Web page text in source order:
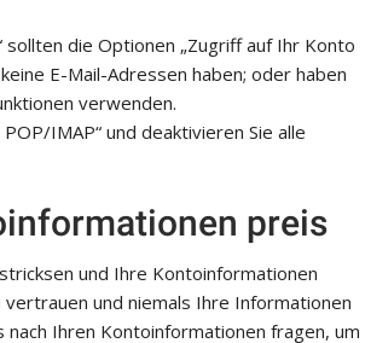
die Optionen „Zugriff auf Ihr Konto
E-Mail-Adressen haben; oder haben
verwenden.
IMAP“ und deaktivieren Sie alle
preis
und Ihre Kontoinformationen
und niemals Ihre Informationen
Ihren Kontoinformationen fragen, um